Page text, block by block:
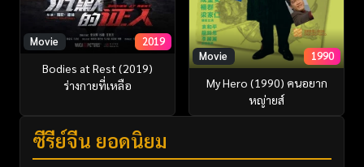
Movie 2019
Bodies at Rest (2019)
ร่างกายที่เหลือ
Movie 1990
My Hero (1990) คนอยาก
หญ่ายส์
ซีรี่ย์จีน ยอดนิยม